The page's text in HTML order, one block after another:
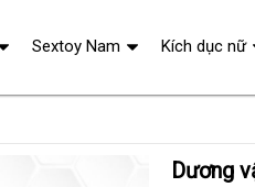
Dương vật rung xoay đa năng kích thích hậu môn, siêu
Sextoy Nam Kích dục nữ